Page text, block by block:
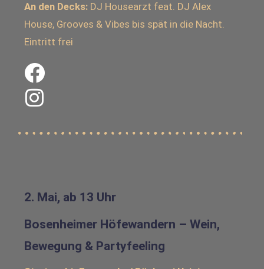
An den Decks: DJ Housearzt feat. DJ Alex
House, Grooves & Vibes bis spät in die Nacht.
Eintritt frei
2. Mai, ab 13 Uhr
Bosenheimer Höfewandern – Wein,
Bewegung & Partyfeeling